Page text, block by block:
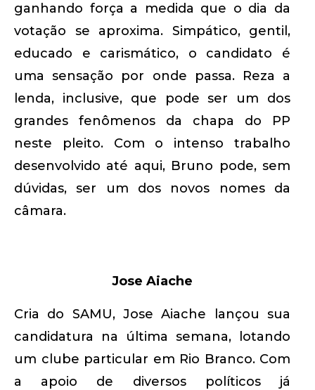
ganhando força a medida que o dia da
votação se aproxima. Simpático, gentil,
educado e carismático, o candidato é
uma sensação por onde passa. Reza a
lenda, inclusive, que pode ser um dos
grandes fenômenos da chapa do PP
neste pleito. Com o intenso trabalho
desenvolvido até aqui, Bruno pode, sem
dúvidas, ser um dos novos nomes da
câmara.
Jose Aiache
Cria do SAMU, Jose Aiache lançou sua
candidatura na última semana, lotando
um clube particular em Rio Branco. Com
a apoio de diversos políticos já